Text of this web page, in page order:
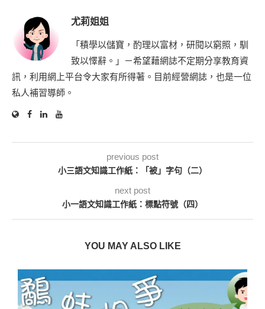
尤莉姐姐
「積學以儲寶，酌理以富材，研閱以窮照，馴
致以懌辭。」－希望藉網誌不定期分享教育資
訊，利用網上平台令大家有所得著。目前經營網誌，也是一位
私人補習導師。
previous post
小三語文知識工作紙：「被」字句（二）
next post
小一語文知識工作紙：標點符號（四）
YOU MAY ALSO LIKE